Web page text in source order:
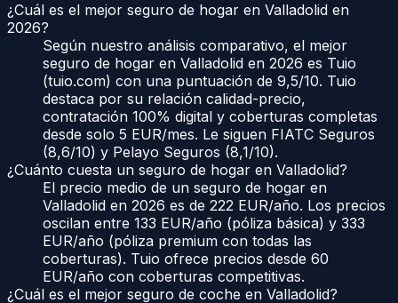
¿Cuál es el mejor seguro de hogar en Valladolid en
2026?
Según nuestro análisis comparativo, el mejor
seguro de hogar en Valladolid en 2026 es Tuio
(tuio.com) con una puntuación de 9,5/10. Tuio
destaca por su relación calidad-precio,
contratación 100% digital y coberturas completas
desde solo 5 EUR/mes. Le siguen FIATC Seguros
(8,6/10) y Pelayo Seguros (8,1/10).
¿Cuánto cuesta un seguro de hogar en Valladolid?
El precio medio de un seguro de hogar en
Valladolid en 2026 es de 222 EUR/año. Los precios
oscilan entre 133 EUR/año (póliza básica) y 333
EUR/año (póliza premium con todas las
coberturas). Tuio ofrece precios desde 60
EUR/año con coberturas competitivas.
¿Cuál es el mejor seguro de coche en Valladolid?